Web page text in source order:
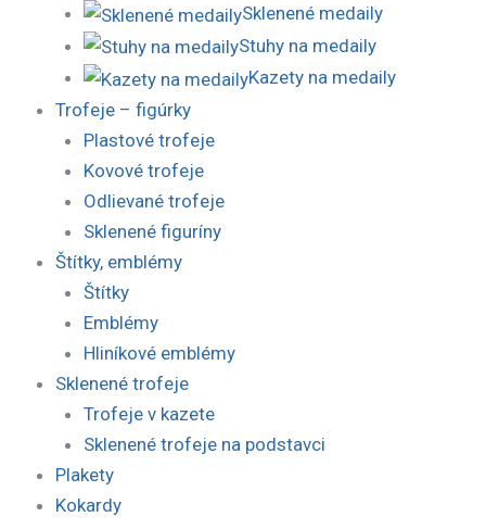
Sklenené medaily
Stuhy na medaily
Kazety na medaily
Trofeje – figúrky
Plastové trofeje
Kovové trofeje
Odlievané trofeje
Sklenené figuríny
Štítky, emblémy
Štítky
Emblémy
Hliníkové emblémy
Sklenené trofeje
Trofeje v kazete
Sklenené trofeje na podstavci
Plakety
Kokardy